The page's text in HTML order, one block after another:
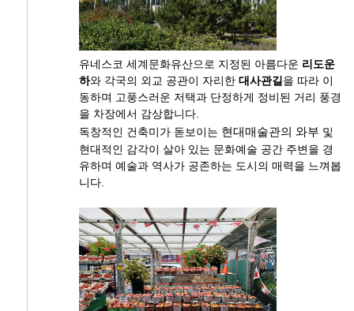
유네스코 세계문화유산으로 지정된 아름다운 리도운
하와 각국의 외교 공관이 자리한 대사관길 을 따라 이
동하며 고풍스러운 저택과 단정하게 정비된 거리 풍경
을 차장에서 감상합니다.
독창적인 건축미가 돋보이는 현대매술관의 와부 및
현대적인 감각이 살아 있는 문화예술 공간 주변을 경
유하며 예술과 역사가 공존하는 도시의 매력을 느껴봅
니다.